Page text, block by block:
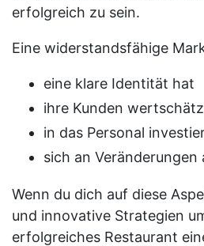
erfolgreich zu sein.
Eine widerstandsfähige
eine klare Identität hat
ihre Kunden
in das Personal
sich an Veränderungen
Wenn du dich auf diese
und innovative Strategien
erfolgreiches Restaurant